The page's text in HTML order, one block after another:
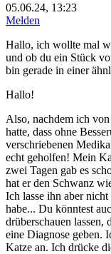
05.06.24, 13:23
Melden
Hallo, ich wollte mal
und ob du ein Stück
bin gerade in einer
Hallo!
Also, nachdem ich
hatte, dass ohne
verschriebenen
echt geholfen! Mein
zwei Tagen gab es
hat er den Schwanz
Ich lasse ihn aber
habe... Du könntest
drüberschauen lassen,
eine Diagnose geben.
Katze an. Ich drücke